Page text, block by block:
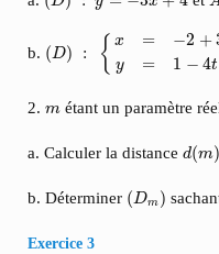
b. (D) : { x = −2 +
y
= 1 − 4t
= −4
2.m
m étant un paramètre
a. Calculer la distanced(m)
d( )
b. Déterminer (Dm )
( Dm )
Exercice 3